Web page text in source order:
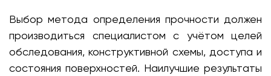
Выбор метода определения прочности должен
производиться специалистом с учётом целей
обследования, конструктивной схемы, доступа и
состояния поверхностей. Наилучшие результаты